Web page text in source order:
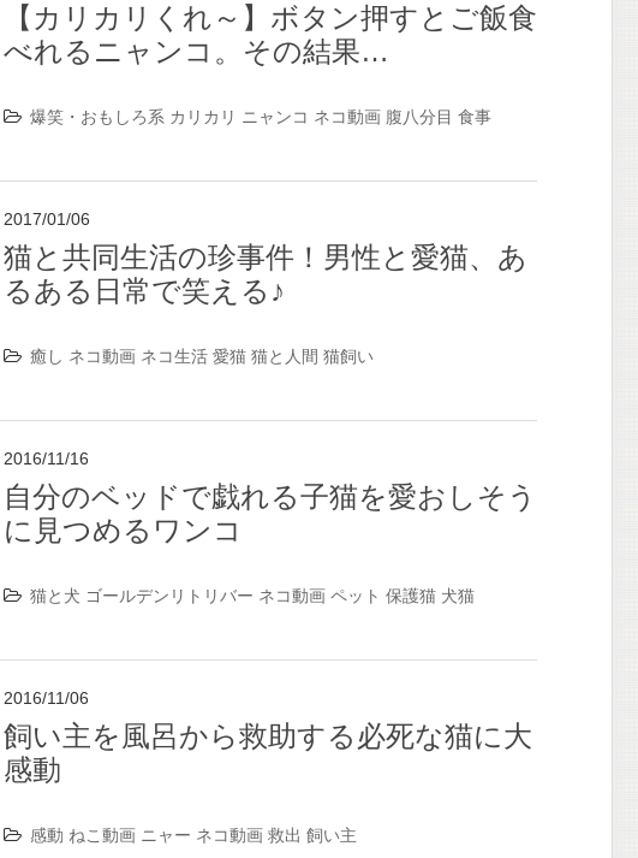
【カリカリくれ～】ボタン押すとご飯食
べれるニャンコ。その結果…
爆笑・おもしろ系 カリカリ ニャンコ ネコ動画 腹八分目 食事
2017/01/06
猫と共同生活の珍事件！男性と愛猫、あ
るある日常で笑える♪
癒し ネコ動画 ネコ生活 愛猫 猫と人間 猫飼い
2016/11/16
自分のベッドで戯れる子猫を愛おしそう
に見つめるワンコ
猫と犬 ゴールデンリトリバー ネコ動画 ペット 保護猫 犬猫
2016/11/06
飼い主を風呂から救助する必死な猫に大
感動
感動 ねこ動画 ニャー ネコ動画 救出 飼い主